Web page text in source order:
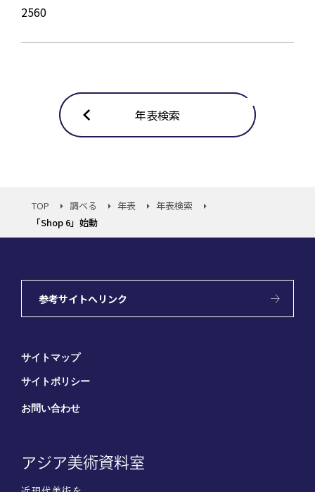
2560
年表検索
TOP 調べる 年表
年表検索
「Shop 6」始動
参考サイトへリンク
サイトマップ
サイトポリシー
お問い合わせ
アジア美術資料室